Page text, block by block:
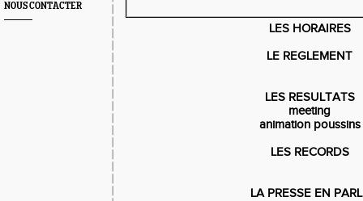
NOUS CONTACTER
LES HORAIRES
LE REGLEMENT
LES RESULTATS
meeting
animation poussins
LES RECORDS
LA PRESSE EN